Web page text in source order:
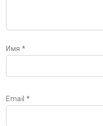
Имя *
Email *